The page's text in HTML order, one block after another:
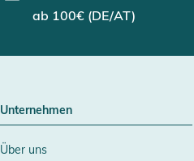
ab 100€ (DE/AT)
Unternehmen
Über uns